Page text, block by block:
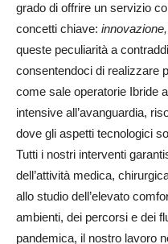
grado di offrire un servizio
concetti chiave:
queste peculiarità a
consentendoci di realizzare
come sale operatorie Ibride
intensive all’avanguardia,
dove gli aspetti tecnologici
Tutti i nostri interventi
dell’attività medica,
allo studio dell’elevato
ambienti, dei percorsi e dei
pandemica, il nostro lavoro